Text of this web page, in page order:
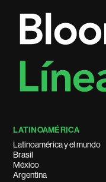
LATINOAMÉRICA
Latinoamérica y el mundo
Brasil
México
Argentina